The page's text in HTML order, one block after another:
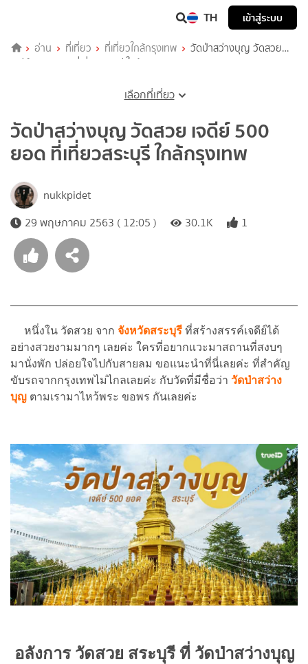
TH เข้าสู่ระบบ
อ่าน ที่เที่ยว ที่เที่ยวใกล้กรุงเทพ
วัดป่าสว่างบุญ วัดสวย
เจดีย์ 500 ยอด ที่เที่ยวสระบุรี ใกล้กรุงเทพ
เลือกที่เที่ยว
วัดป่าสว่างบุญ วัดสวย เจดีย์ 500
ยอด ที่เที่ยวสระบุรี ใกล้กรุงเทพ
nukkpidet
29 พฤษภาคม 2563 ( 12:05 )
30.1K 1
หนึ่งใน วัดสวย จาก จังหวัดสระบุรี ที่สร้างสรรค์เจดีย์ได้
อย่างสวยงามมากๆ เลยค่ะ ใครที่อยากแวะมาสถานที่สงบๆ
มานั่งพัก ปล่อยใจไปกับสายลม ขอแนะนำที่นี่เลยค่ะ ที่สำคัญ
ขับรถจากกรุงเทพไม่ไกลเลยค่ะ กับวัดที่มีชื่อว่า วัดป่าสว่าง
บุญ ตามเรามาไหว้พระ ขอพร กันเลยค่ะ
อลังการ วัดสวย สระบุรี ที่ วัดป่าสว่างบุญ